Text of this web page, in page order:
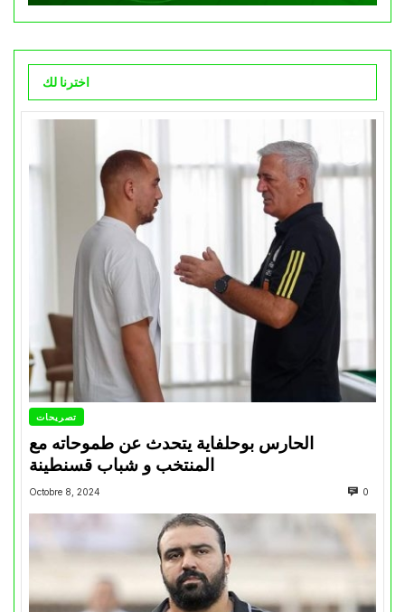
اخترنا لك
تصريحات
الحارس بوحلفاية يتحدث عن طموحاته مع
المنتخب و شباب قسنطينة
Octobre 8, 2024 0